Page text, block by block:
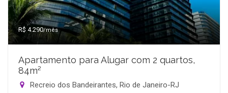
R$ 4.290/mês
Apartamento para Alugar com 2 quartos,
84m²
Recreio dos Bandeirantes, Rio de Janeiro-RJ